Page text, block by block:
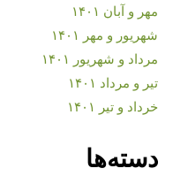
مهر و آبان ۱۴۰۱
شهریور و مهر ۱۴۰۱
مرداد و شهریور ۱۴۰۱
تیر و مرداد ۱۴۰۱
خرداد و تیر ۱۴۰۱
دسته‌ها